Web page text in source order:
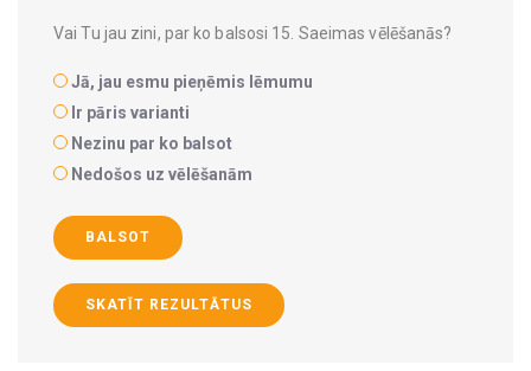
Vai Tu jau zini, par ko balsosi 15. Saeimas vēlēšanās?
Jā, jau esmu pieņēmis lēmumu
Ir pāris varianti
Nezinu par ko balsot
Nedošos uz vēlēšanām
BALSOT
SKATĪT REZULTĀTUS